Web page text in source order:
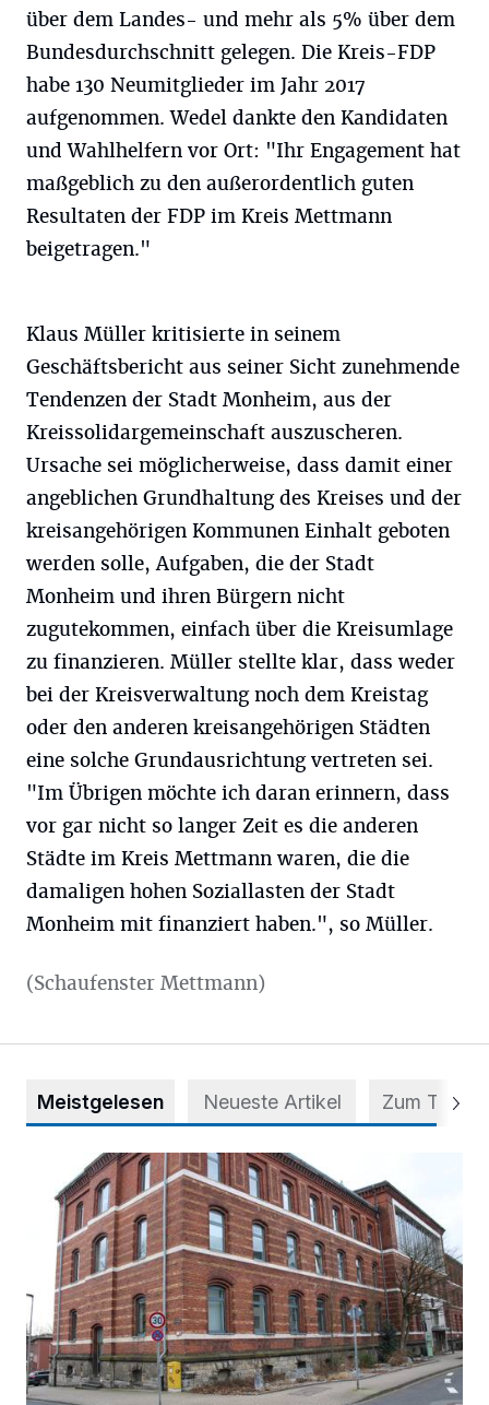
über dem Landes- und mehr als 5% über dem
Bundesdurchschnitt gelegen. Die Kreis-FDP
habe 130 Neumitglieder im Jahr 2017
aufgenommen. Wedel dankte den Kandidaten
und Wahlhelfern vor Ort: "Ihr Engagement hat
maßgeblich zu den außerordentlich guten
Resultaten der FDP im Kreis Mettmann
beigetragen."
Klaus Müller kritisierte in seinem
Geschäftsbericht aus seiner Sicht zunehmende
Tendenzen der Stadt Monheim, aus der
Kreissolidargemeinschaft auszuscheren.
Ursache sei möglicherweise, dass damit einer
angeblichen Grundhaltung des Kreises und der
kreisangehörigen Kommunen Einhalt geboten
werden solle, Aufgaben, die der Stadt
Monheim und ihren Bürgern nicht
zugutekommen, einfach über die Kreisumlage
zu finanzieren. Müller stellte klar, dass weder
bei der Kreisverwaltung noch dem Kreistag
oder den anderen kreisangehörigen Städten
eine solche Grundausrichtung vertreten sei.
"Im Übrigen möchte ich daran erinnern, dass
vor gar nicht so langer Zeit es die anderen
Städte im Kreis Mettmann waren, die die
damaligen hohen Soziallasten der Stadt
Monheim mit finanziert haben.", so Müller.
(Schaufenster Mettmann)
Meistgelesen Neueste Artikel Zum Thema
Abstimmung für Heimatpreis noch möglich